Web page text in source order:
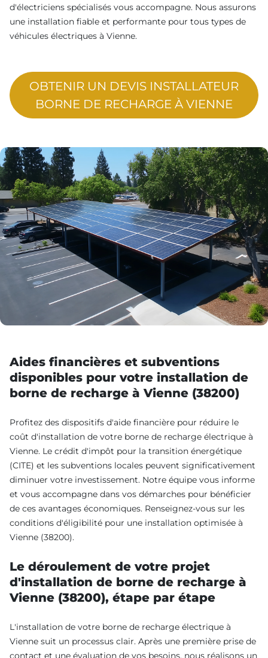
d'électriciens spécialisés vous accompagne. Nous assurons
une installation fiable et performante pour tous types de
véhicules électriques à Vienne.
OBTENIR UN DEVIS INSTALLATEUR
BORNE DE RECHARGE À VIENNE
Aides financières et subventions
disponibles pour votre installation de
borne de recharge à Vienne (38200)
Profitez des dispositifs d'aide financière pour réduire le
coût d'installation de votre borne de recharge électrique à
Vienne. Le crédit d'impôt pour la transition énergétique
(CITE) et les subventions locales peuvent significativement
diminuer votre investissement. Notre équipe vous informe
et vous accompagne dans vos démarches pour bénéficier
de ces avantages économiques. Renseignez-vous sur les
conditions d'éligibilité pour une installation optimisée à
Vienne (38200).
Le déroulement de votre projet
d'installation de borne de recharge à
Vienne (38200), étape par étape
L'installation de votre borne de recharge électrique à
Vienne suit un processus clair. Après une première prise de
contact et une évaluation de vos besoins, nous réalisons un